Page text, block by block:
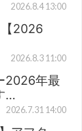
2026.8.4 13:00
2026
2026.8.3 11:00
2026年最
…
2026.7.31 14:00